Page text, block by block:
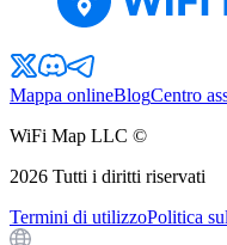
Mappa onlineBlogCentro
WiFi Map LLC ©
2026 Tutti i diritti riservati
Termini di utilizzoPolitica